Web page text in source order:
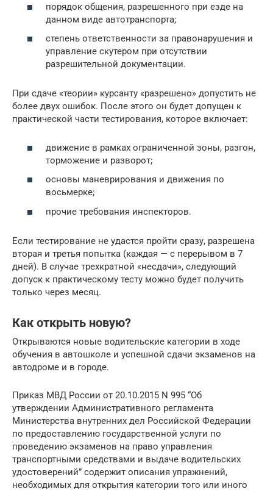
порядок общения, разрешенного при езде на
данном виде автотранспорта;
степень ответственности за правонарушения и
управление скутером при отсутствии
разрешительной документации.
При сдаче «теории» курсанту «разрешено» допустить не
более двух ошибок. После этого он будет допущен к
практической части тестирования, которое включает:
движение в рамках ограниченной зоны, разгон,
торможение и разворот;
основы маневрирования и движения по
восьмерке;
прочие требования инспекторов.
Если тестирование не удастся пройти сразу, разрешена
вторая и третья попытка (каждая — с перерывом в 7
дней). В случае трехкратной «несдачи», следующий
допуск к практическому тесту можно будет получить
только через месяц.
Как открыть новую?
Открываются новые водительские категории в ходе
обучения в автошколе и успешной сдачи экзаменов на
автодроме и в городе.
Приказ МВД России от 20.10.2015 N 995 “Об
утверждении Административного регламента
Министерства внутренних дел Российской Федерации
по предоставлению государственной услуги по
проведению экзаменов на право управления
транспортными средствами и выдаче водительских
удостоверений” содержит описания упражнений,
необходимых для открытия категории того или иного